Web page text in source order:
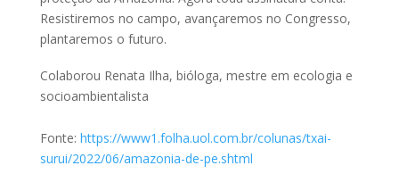
Resistiremos no campo, avançaremos no Congresso,
plantaremos o futuro.
Colaborou Renata Ilha, bióloga, mestre em ecologia e
socioambientalista
Fonte: https://www1.folha.uol.com.br/colunas/txai-
surui/2022/06/amazonia-de-pe.shtml